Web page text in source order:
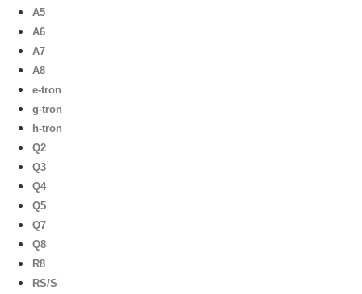
A5
A6
A7
A8
e-tron
g-tron
h-tron
Q2
Q3
Q4
Q5
Q7
Q8
R8
RS/S